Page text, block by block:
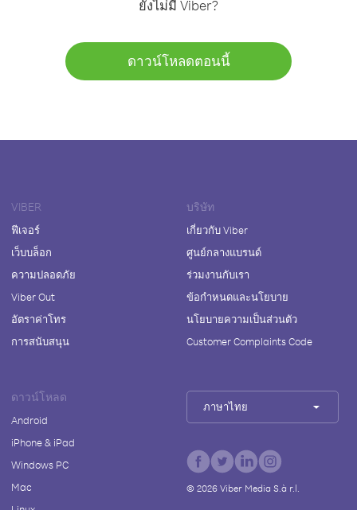
ยังไม่มี Viber?
ดาวน์โหลดตอนนี้
VIBER
ฟีเจอร์
เว็บบล็อก
ความปลอดภัย
Viber Out
อัตราค่าโทร
การสนับสนุน
บริษัท
เกี่ยวกับ Viber
ศูนย์กลางแบรนด์
ร่วมงานกับเรา
ข้อกำหนดและนโยบาย
นโยบายความเป็นส่วนตัว
Customer Complaints Code
ดาวน์โหลด
Android
iPhone & iPad
Windows PC
Mac
ภาษาไทย
© 2026Viber Media S.à r.l.